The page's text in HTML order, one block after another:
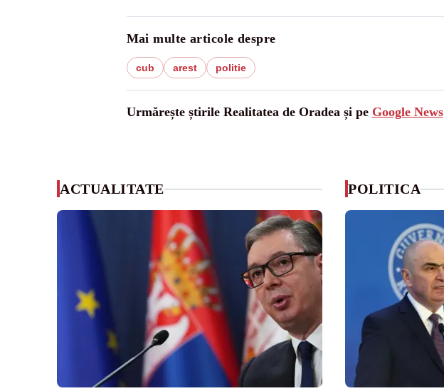
Mai multe articole despre
cub arest politie
Urmărește știrile Realitatea de Oradea și pe Google News
ACTUALITATE POLITICA